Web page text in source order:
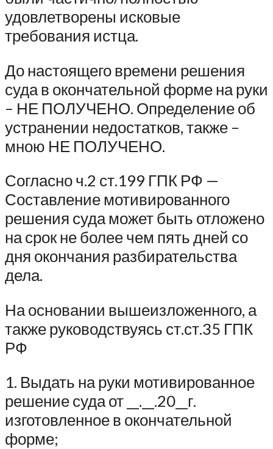
удовлетворены исковые
требования истца.
До настоящего времени решения
суда в окончательной форме на руки
– НЕ ПОЛУЧЕНО. Определение об
устранении недостатков, также –
мною НЕ ПОЛУЧЕНО.
Согласно ч.2 ст.199 ГПК РФ —
Составление мотивированного
решения суда может быть отложено
на срок не более чем пять дней со
дня окончания разбирательства
дела.
На основании вышеизложенного, а
также руководствуясь ст.ст.35 ГПК
РФ
1. Выдать на руки мотивированное
решение суда от __.__.20__г.
изготовленное в окончательной
форме;